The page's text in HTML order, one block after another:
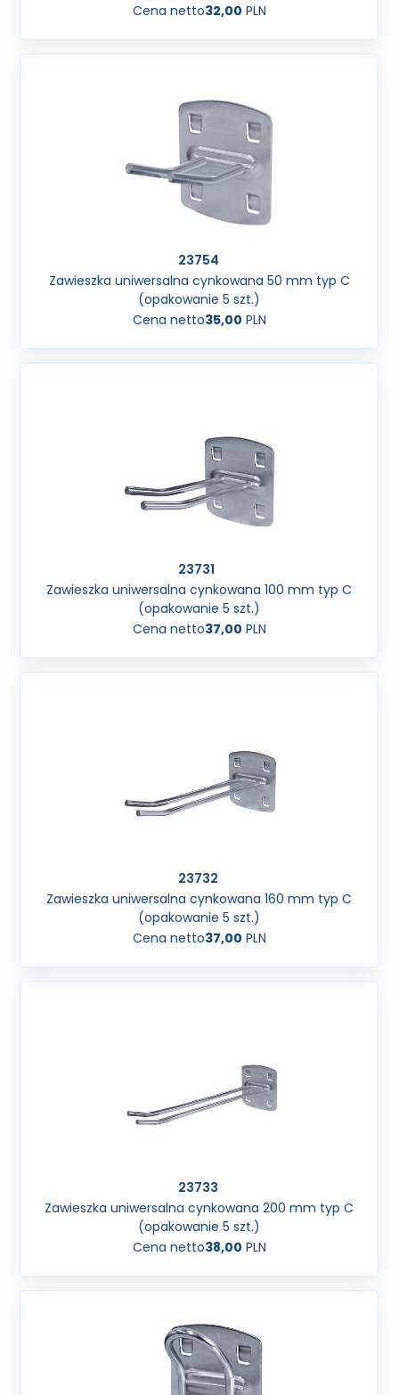
Cena netto32,00 PLN
23754
Zawieszka uniwersalna cynkowana 50 mm typ C
(opakowanie 5 szt.)
Cena netto35,00 PLN
23731
Zawieszka uniwersalna cynkowana 100 mm typ C
(opakowanie 5 szt.)
Cena netto37,00 PLN
23732
Zawieszka uniwersalna cynkowana 160 mm typ C
(opakowanie 5 szt.)
Cena netto37,00 PLN
23733
Zawieszka uniwersalna cynkowana 200 mm typ C
(opakowanie 5 szt.)
Cena netto38,00 PLN